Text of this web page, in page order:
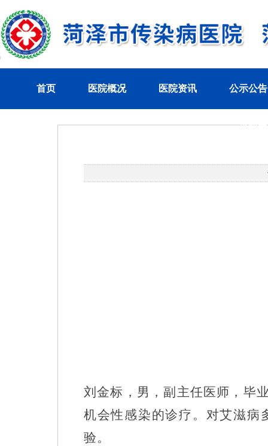
首页 医院概况 医院资讯 公示公告
刘金标，男，副主任医师， 毕
机会性感染的诊疗。对艾滋病
验。